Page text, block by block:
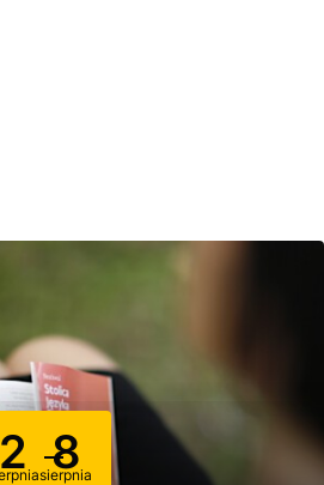
2 8
sierpnia